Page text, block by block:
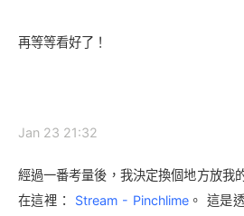
再等等看好了！
Jan 23 21:32
經過一番考量後，我決定換個地方放我
在這裡： Stream - Pinchlime。 這是